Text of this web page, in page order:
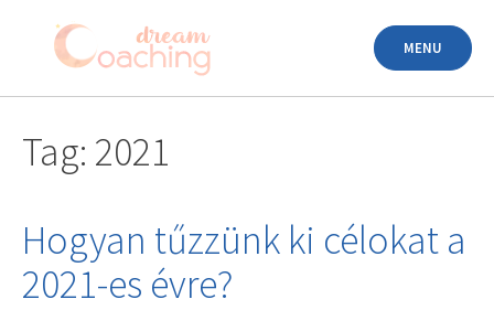
MENU
Tag: 2021
Hogyan tűzzünk ki célokat a
2021-es évre?